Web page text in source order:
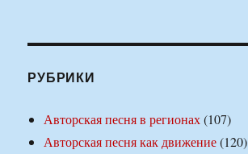
РУБРИКИ
Авторская песня в регионах(107)
Авторская песня как движение(120)